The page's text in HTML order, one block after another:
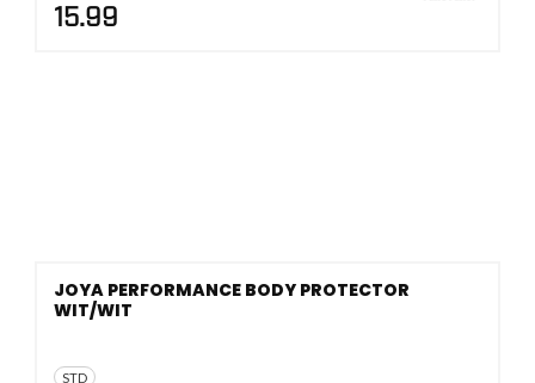
15.99
STD
JOYA PERFORMANCE BODY PROTECTOR
WIT/WIT